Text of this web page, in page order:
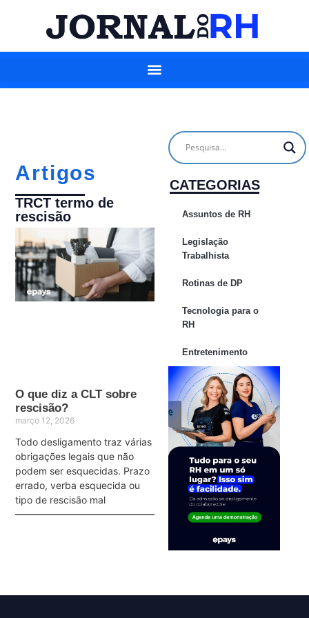
Artigos
TRCT termo de
rescisão
O que diz a CLT sobre
rescisão?
março 12, 2026
Todo desligamento traz várias
obrigações legais que não
podem ser esquecidas. Prazo
errado, verba esquecida ou
tipo de rescisão mal
CATEGORIAS
Assuntos de RH
Legislação
Trabalhista
Rotinas de DP
Tecnologia para o
RH
Entretenimento